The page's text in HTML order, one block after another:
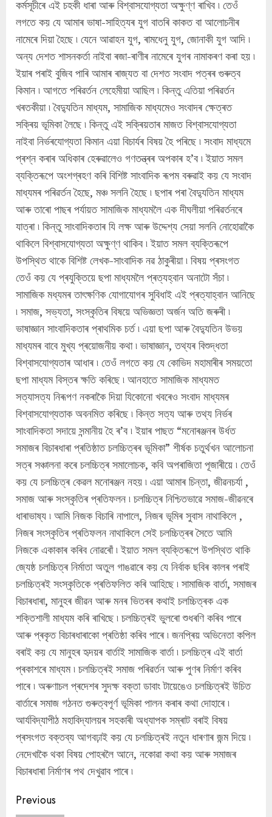
কৰ্মসূচীৰে এই চহকী ধাৰা আৰু বিশ্বাসযোগ্যতা অক্ষুণ্ণ ৰাখিব ৷ তেওঁ
লগতে কয় যে আমাৰ ভাষা-সাহিত্যৰ যুগ বাতৰি কাকত বা আলোচনীৰ
নামেৰে দিয়া হৈছে ৷ যেনে আৱাহন যুগ, ৰামধেনু যুগ, জোনাকী যুগ আদি ৷
অন্য দেশত শাসনকৰ্তা নাইবা ৰজা-ৰাণীৰ নামেৰে যুগৰ নামাকৰণ কৰা হয় ৷
ইয়াৰ পৰাই বুজিব পাৰি আমাৰ ৰাজ্যত বা দেশত সংবাদ পত্ৰৰ গুৰুত্ব
কিমান ৷ আগতে পৰিৱৰ্তন লেহেমীয়া আছিল ৷ কিন্তু এতিয়া পৰিৱৰ্তন
খৰতকীয়া ৷ বৈদ্যুতিন মাধ্যম, সামাজিক মাধ্যমেও সংবাদৰ ক্ষেত্ৰত
সক্ৰিয় ভূমিকা লৈছে ৷ কিন্তু এই সক্ৰিয়তাৰ মাজত বিশ্বাসযোগ্যতা
নাইবা নিৰ্ভৰযোগ্যতা কিমান এয়া বিচাৰ্যৰ বিষয় হৈ পৰিছে ৷ সংবাদ মাধ্যমে
প্ৰশ্ন কৰাৰ অধিকাৰ হেৰুৱালেও গণতন্ত্ৰৰ অপকাৰ হ’ব ৷ ইয়াত সমল
ব্যক্তিৰূপে অংশগ্ৰহণ কৰি বিশিষ্ট সাংবাদিক ৰূপম বৰুৱাই কয় যে সংবাদ
মাধ্যমৰ পৰিৱৰ্তন হৈছে, মঞ্চ সলনি হৈছে ৷ ছপাৰ পৰা বৈদ্যুতিন মাধ্যম
আৰু তাৰো পাছৰ পৰ্যায়ত সামাজিক মাধ্যমলৈ এক দীঘলীয়া পৰিৱৰ্তনৰে
যাত্ৰা ৷ কিন্তু সাংবাদিকতাৰ যি লক্ষ আৰু উদ্দেশ্য সেয়া সলনি নোহোৱাকৈ
থাকিলে বিশ্বাসযোগ্যতা অক্ষুণ্ণ থাকিব ৷ ইয়াত সমল ব্যক্তিৰূপে
উপস্থিত থাকে বিশিষ্ট লেখক-সাংবাদিক নৱ ঠাকুৰীয়া ৷ বিষয় প্ৰসংগত
তেওঁ কয় যে প্ৰযুক্তিয়ে ছপা মাধ্যমলৈ প্ৰত্যহ্বান অনাটো সঁচা ৷
সামাজিক মধ্যমৰ তাৎক্ষণিক যোগাযোগৰ সুবিধাই এই প্ৰত্যাহ্বান আনিছে
৷ সমাজ, সভ্যতা, সংস্কৃতিৰ বিষয়ে অভিজ্ঞতা অৰ্জন অতি জৰুৰী ৷
ভাষাজ্ঞান সাংবাদিকতাৰ প্ৰাথমিক চৰ্ত ৷ এয়া ছপা আৰু বৈদ্যুতিন উভয়
মাধ্যমৰ বাবে মুখ্য প্ৰয়োজনীয় কথা ৷ ভাষাজ্ঞান, তথ্যৰ বিশুদ্ধতা
বিশ্বাসযোগ্যতাৰ আধাৰ ৷ তেওঁ লগতে কয় যে কোভিদ মহামাৰীৰ সময়তো
ছপা মাধ্যম বিস্তৰ ক্ষতি কৰিছে ৷ আনহাতে সামাজিক মাধ্যমত
সত্যাসত্য নিৰূপণ নকৰাকৈ দিয়া যিকোনো খবৰেও সংবাদ মাধ্যমৰ
বিশ্বাসযোগ্যতাক অবনমিত কৰিছে ৷ কিন্ত সত্য আৰু তথ্য নিৰ্ভৰ
সাংবাদিকতা সদায়ে সন্মানীয় হৈ ৰ’ব ৷ ইয়াৰ পাছত “মনোৰঞ্জনৰ উৰ্ধত
সমাজৰ বিচাৰধাৰা প্ৰতিষ্ঠাত চলচ্চিত্ৰৰ ভূমিকা” শীৰ্ষক চতুৰ্থখন আলোচনা
সত্ৰ সঞ্চালনা কৰে চলচ্চিত্ৰ সমালোচক, কবি অপৰাজিতা পূজাৰীয়ে ৷ তেওঁ
কয় যে চলচ্চিত্ৰ কেৱল মনোৰঞ্জন নহয় ৷ এয়া আমাৰ চিন্তা, জীৱনচৰ্যা ,
সমাজ আৰু সংস্কৃতিৰ প্ৰতিফলন ৷ চলচ্চিত্ৰ নিশ্চিতভাৱে সমাজ-জীৱনৰে
ধাৰাভাষ্য ৷ আমি নিজক বিচাৰি নাপালে, নিজৰ ভূমিৰ সুবাস নাথাকিলে ,
নিজৰ সংস্কৃতিৰ প্ৰতিফলন নাথাকিলে সেই চলচ্চিত্ৰৰ সৈতে আমি
নিজকে একাকাৰ কৰিব নোৱৰোঁ ৷ ইয়াত সমল ব্যক্তিৰূপে উপস্থিত থাকি
জ্যেষ্ঠ চলচ্চিত্ৰ নিৰ্মাতা অতুল গাঙৱাৰে কয় যে নিৰ্বাক ছবিৰ কালৰ পৰাই
চলচ্চিত্ৰই সংস্কৃতিকে প্ৰতিফলিত কৰি আহিছে ৷ সামাজিক বাৰ্তা, সমাজৰ
বিচাৰধাৰা, মানুহৰ জীৱন আৰু মনৰ ভিতৰৰ কথাই চলচ্চিত্ৰক এক
শক্তিশালী মাধ্যম কৰি ৰাখিছে ৷ চলচ্চিত্ৰই ভুলৰো শুধৰণি কৰিব পাৰে
আৰু প্ৰকৃত বিচাৰধাৰাকো প্ৰতিষ্ঠা কৰিব পাৰে ৷ জনপ্ৰিয় অভিনেতা কপিল
বৰাই কয় যে মানুহৰ হৃদয়ৰ বাৰ্তাই সামাজিক বাৰ্তা ৷ চলচ্চিত্ৰ এই বাৰ্তা
প্ৰকাশৰে মাধ্যম ৷ চলচ্চিত্ৰই সমাজ পৰিৱৰ্তন আৰু পুণৰ নিৰ্মাণ কৰিব
পাৰে ৷ অৰুণাচল প্ৰদেশৰ সুদক্ষ বক্তা ডাবাং টায়েঙেও চলচ্চিত্ৰই উচিত
বাৰ্তাৰে সমাজ গঠনত গুৰুত্বপূৰ্ণ ভূমিকা পালন কৰাৰ কথা দোহাৰে ৷
আৰ্যবিদ্যাপীঠ মহাবিদ্যালয়ৰ সহকাৰী অধ্যাপক সম্ৰাট বৰাই বিষয়
প্ৰসংগত বক্তব্য আগবঢ়াই কয় যে চলচ্চিত্ৰই নতুন ধাৰণাৰ জন্ম দিয়ে ৷
নেদেখাকৈ থকা বিষয় পোহৰলৈ আনে, নকোৱা কথা কয় আৰু সমাজৰ
বিচাৰধাৰা নিৰ্মাণৰ পথ দেখুৱাব পাৰে ৷
Continue
Previous